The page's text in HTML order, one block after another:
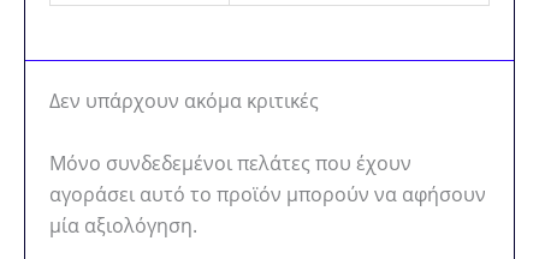
Δεν υπάρχουν ακόμα κριτικές
Μόνο συνδεδεμένοι πελάτες που έχουν
αγοράσει αυτό το προϊόν μπορούν να αφήσουν
μία αξιολόγηση.